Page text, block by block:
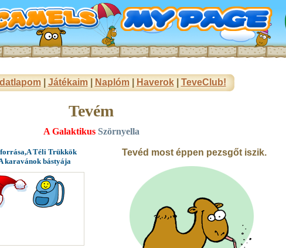
| Játékaim| Naplóm| Haverok| TeveClub!
Tevém
A GalaktikusSzörnyella
Téli Trükkök
karavánok bástyája
Tevéd most éppen pezsgőt iszik.